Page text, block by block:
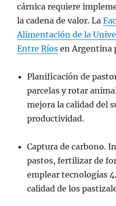
cárnica requiere
la cadena de valor. La
Alimentación de la
Entre Ríos en Argentina
Planificación de
parcelas y rotar
mejora la calidad del
productividad.
Captura de carbono.
pastos, fertilizar de
emplear tecnologías
calidad de los